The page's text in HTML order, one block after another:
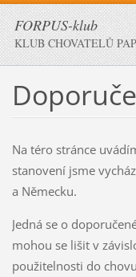
FORPUS-klub
KLUB CHOVATELŮ
Na téro stránce
stanovení jsme
a Německu.
Jedná se o
mohou se lišit v
použitelnosti do